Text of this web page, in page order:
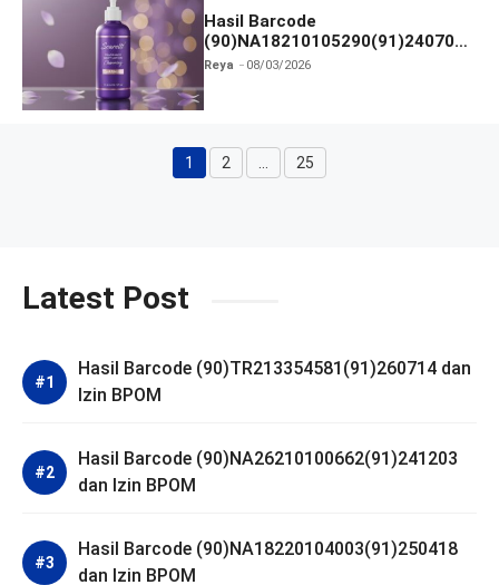
Hasil Barcode
(90)NA18210105290(91)240703
dan Izin BPOM
Reya 08/03/2026
Halaman
1 Halaman
2 … Halaman
25
Latest Post
Hasil Barcode (90)TR213354581(91)260714 dan
Izin BPOM
Hasil Barcode (90)NA26210100662(91)241203
dan Izin BPOM
Hasil Barcode (90)NA18220104003(91)250418
dan Izin BPOM